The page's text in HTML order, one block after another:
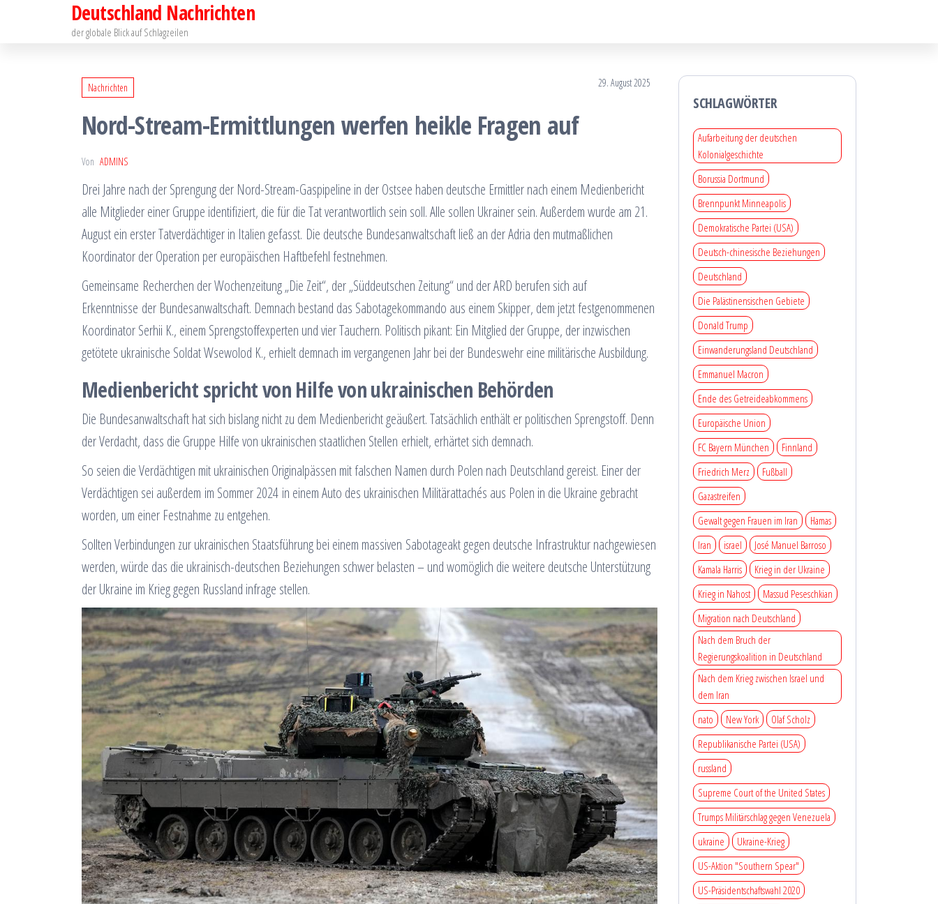
Deutschland Nachrichten
der globale Blick auf Schlagzeilen
Nachrichten 29. August 2025
Nord-Stream-Ermittlungen werfen heikle Fragen auf
Von ADMINS
Drei Jahre nach der Sprengung der Nord-Stream-Gaspipeline in der Ostsee haben deutsche Ermittler nach einem Medienbericht
alle Mitglieder einer Gruppe identifiziert, die für die Tat verantwortlich sein soll. Alle sollen Ukrainer sein. Außerdem wurde am 21.
August ein erster Tatverdächtiger in Italien gefasst. Die deutsche Bundesanwaltschaft ließ an der Adria den mutmaßlichen
Koordinator der Operation per europäischen Haftbefehl festnehmen.
Gemeinsame Recherchen der Wochenzeitung „Die Zeit“, der „Süddeutschen Zeitung“ und der ARD berufen sich auf
Erkenntnisse der Bundesanwaltschaft. Demnach bestand das Sabotagekommando aus einem Skipper, dem jetzt festgenommenen
Koordinator Serhii K., einem Sprengstoffexperten und vier Tauchern. Politisch pikant: Ein Mitglied der Gruppe, der inzwischen
getötete ukrainische Soldat Wsewolod K., erhielt demnach im vergangenen Jahr bei der Bundeswehr eine militärische Ausbildung.
Medienbericht spricht von Hilfe von ukrainischen Behörden
Die Bundesanwaltschaft hat sich bislang nicht zu dem Medienbericht geäußert. Tatsächlich enthält er politischen Sprengstoff. Denn
der Verdacht, dass die Gruppe Hilfe von ukrainischen staatlichen Stellen erhielt, erhärtet sich demnach.
So seien die Verdächtigen mit ukrainischen Originalpässen mit falschen Namen durch Polen nach Deutschland gereist. Einer der
Verdächtigen sei außerdem im Sommer 2024 in einem Auto des ukrainischen Militärattachés aus Polen in die Ukraine gebracht
worden, um einer Festnahme zu entgehen.
Sollten Verbindungen zur ukrainischen Staatsführung bei einem massiven Sabotageakt gegen deutsche Infrastruktur nachgewiesen
werden, würde das die ukrainisch-deutschen Beziehungen schwer belasten – und womöglich die weitere deutsche Unterstützung
der Ukraine im Krieg gegen Russland infrage stellen.
SCHLAGWÖRTER
Aufarbeitung der deutschen
Kolonialgeschichte
Borussia Dortmund
Brennpunkt Minneapolis
Demokratische Partei (USA)
Deutsch-chinesische Beziehungen
Deutschland
Die Palästinensischen Gebiete
Donald Trump
Einwanderungsland Deutschland
Emmanuel Macron
Ende des Getreideabkommens
Europäische Union
FC Bayern München
Finnland
Friedrich Merz
Fußball
Gazastreifen
Gewalt gegen Frauen im Iran
Hamas
Iran
israel
José Manuel Barroso
Kamala Harris
Krieg in der Ukraine
Krieg in Nahost
Massud Peseschkian
Migration nach Deutschland
Nach dem Bruch der
Regierungskoalition in Deutschland
Nach dem Krieg zwischen Israel und
dem Iran
nato
New York
Olaf Scholz
Republikanische Partei (USA)
russland
Supreme Court of the United States
Trumps Militärschlag gegen Venezuela
ukraine
Ukraine-Krieg
US-Aktion "Southern Spear"
US-Präsidentschaftswahl 2020